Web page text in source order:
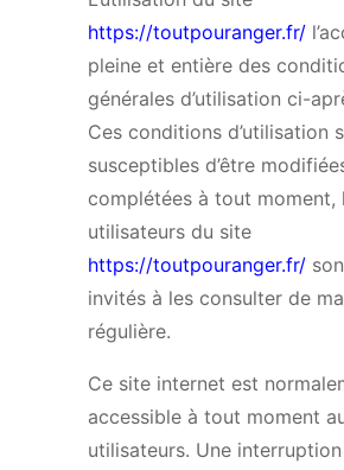
https://toutpouranger.fr/
pleine et entière des
générales d’utilisation ci-
Ces conditions d’utilisation
susceptibles d’être
complétées à tout moment,
utilisateurs du site
https://toutpouranger.fr/
invités à les consulter de
régulière.
Ce site internet est
accessible à tout moment
utilisateurs. Une